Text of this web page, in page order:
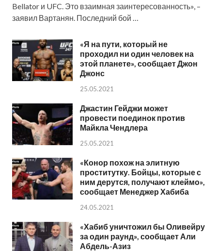
Bellator и UFC. Это взаимная заинтересованность», –
заявил Вартанян. Последний бой …
«Я на пути, который не
проходил ни один человек на
этой планете», сообщает Джон
Джонс
25.05.2021
Джастин Гейджи может
провести поединок против
Майкла Чендлера
25.05.2021
«Конор похож на элитную
проститутку. Бойцы, которые с
ним дерутся, получают клеймо»,
сообщает Менеджер Хабиба
24.05.2021
«Хабиб уничтожил бы Оливейру
за один раунд», сообщает Али
Абдель-Азиз